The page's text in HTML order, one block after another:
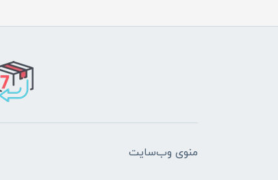
منوی وب‌سایت